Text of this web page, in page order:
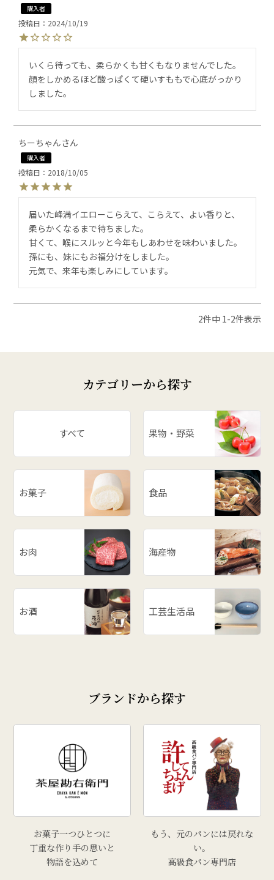
購入者
投稿日 2024/10/19
いくら待っても、柔らかくも甘くもなりませんでした。
顔をしかめるほど酸っぱくて硬いすももで心底がっかり
しました。
ちーちゃん
購入者
投稿日 2018/10/05
届いた峰満イエローこらえて、こらえて、よい香りと、
柔らかくなるまで待ちました。
甘くて、喉にスルッと今年もしあわせを味わいました。
孫にも、妹にもお福分けをしました。
元気で、来年も楽しみにしています。
2件中 1 -2件表示
カテゴリーから探す
すべて 果物・野菜
お菓子 食品
お肉 海産物
お酒 工芸生活品
ブランドから探す
お菓子一つひとつに
丁重な作り手の思いと
物語を込めて
もう、元のパンには戻れな
い。
高級食パン専門店